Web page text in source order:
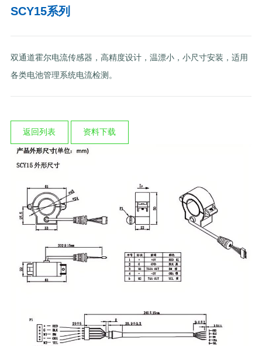
SCY15系列
双通道霍尔电流传感器，高精度设计，温漂小，小尺寸安装，适用
各类电池管理系统电流检测。
返回列表 资料下载